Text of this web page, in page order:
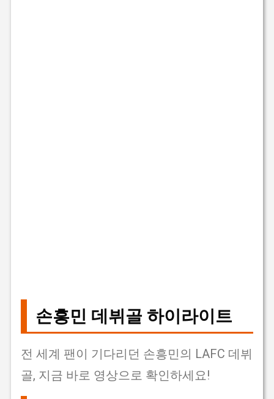
손흥민 데뷔골 하이라이트
전 세계 팬이 기다리던 손흥민의 LAFC 데뷔
골, 지금 바로 영상으로 확인하세요!